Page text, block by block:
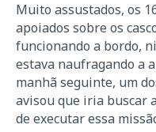
Muito assustados, os
apoiados sobre os
funcionando a bordo,
estava naufragando a
manhã seguinte, um
avisou que iria buscar
de executar essa